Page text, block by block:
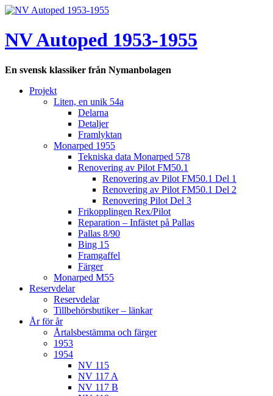
Hoppa
innehåll
NV Autoped 1953-1955
En svensk klassiker från Nymanbolagen
Projekt
Liten, en unik 54a
Delarna
Detaljer
Framlyktan
Monarped 1955
Tekniska data Monarped 578
Renovering av Pilot FM50.1
Renovering av Pilot FM50.1 Del 1
Renovering av Pilot FM50.1 Del 2
Renovering Pilot Del 3
Frikopplingen Rex/Pilot
Reparation – Infästet på Pallas
Pallas 8/90
Bing 15
Framgaffel
Färger
Monarped M55
Reservdelar
Reservdelar
Tillbehörsbutiker – länkar
År för år
Årtalsbestämma och färger
1953
1954
NV 115
NV 117 A
NV 117 B